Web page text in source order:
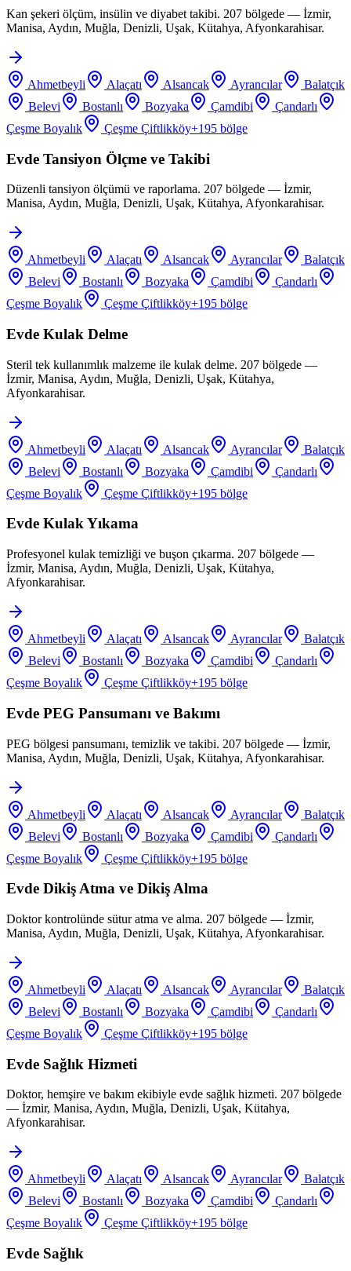
Kan şekeri ölçüm, insülin ve diyabet takibi. 207 bölgede — İzmir,
Manisa, Aydın, Muğla, Denizli, Uşak, Kütahya, Afyonkarahisar.
Ahmetbeyli Alaçatı Alsancak Ayrancılar
Balatçık
Belevi
Bostanlı Bozyaka Çamdibi
Çandarlı
Çeşme Boyalık
Çeşme Çiftlikköy+195 bölge
Evde Tansiyon Ölçme ve Takibi
Düzenli tansiyon ölçümü ve raporlama. 207 bölgede — İzmir,
Manisa, Aydın, Muğla, Denizli, Uşak, Kütahya, Afyonkarahisar.
Ahmetbeyli Alaçatı Alsancak Ayrancılar
Balatçık
Belevi
Bostanlı Bozyaka Çamdibi
Çandarlı
Çeşme Boyalık
Çeşme Çiftlikköy+195 bölge
Evde Kulak Delme
Steril tek kullanımlık malzeme ile kulak delme. 207 bölgede —
İzmir, Manisa, Aydın, Muğla, Denizli, Uşak, Kütahya,
Afyonkarahisar.
Ahmetbeyli Alaçatı Alsancak Ayrancılar
Balatçık
Belevi
Bostanlı Bozyaka Çamdibi
Çandarlı
Çeşme Boyalık
Çeşme Çiftlikköy+195 bölge
Evde Kulak Yıkama
Profesyonel kulak temizliği ve buşon çıkarma. 207 bölgede —
İzmir, Manisa, Aydın, Muğla, Denizli, Uşak, Kütahya,
Afyonkarahisar.
Ahmetbeyli Alaçatı Alsancak Ayrancılar
Balatçık
Belevi
Bostanlı Bozyaka Çamdibi
Çandarlı
Çeşme Boyalık
Çeşme Çiftlikköy+195 bölge
Evde PEG Pansumanı ve Bakımı
PEG bölgesi pansumanı, temizlik ve takibi. 207 bölgede — İzmir,
Manisa, Aydın, Muğla, Denizli, Uşak, Kütahya, Afyonkarahisar.
Ahmetbeyli Alaçatı Alsancak Ayrancılar
Balatçık
Belevi
Bostanlı Bozyaka Çamdibi
Çandarlı
Çeşme Boyalık
Çeşme Çiftlikköy+195 bölge
Evde Dikiş Atma ve Dikiş Alma
Doktor kontrolünde sütur atma ve alma. 207 bölgede — İzmir,
Manisa, Aydın, Muğla, Denizli, Uşak, Kütahya, Afyonkarahisar.
Ahmetbeyli Alaçatı Alsancak Ayrancılar
Balatçık
Belevi
Bostanlı Bozyaka Çamdibi
Çandarlı
Çeşme Boyalık
Çeşme Çiftlikköy+195 bölge
Evde Sağlık Hizmeti
Doktor, hemşire ve bakım ekibiyle evde sağlık hizmeti. 207 bölgede
— İzmir, Manisa, Aydın, Muğla, Denizli, Uşak, Kütahya,
Afyonkarahisar.
Ahmetbeyli Alaçatı Alsancak Ayrancılar
Balatçık
Belevi
Bostanlı Bozyaka Çamdibi
Çandarlı
Çeşme Boyalık
Çeşme Çiftlikköy+195 bölge
Evde Sağlık